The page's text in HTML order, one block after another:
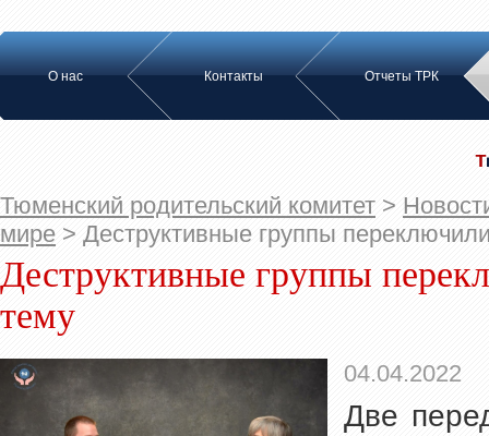
О нас Контакты Отчеты ТРК
Тюменский родительский комитет >
мире > Деструктивные группы
Деструктивные группы
тему
04.04.2022
Две